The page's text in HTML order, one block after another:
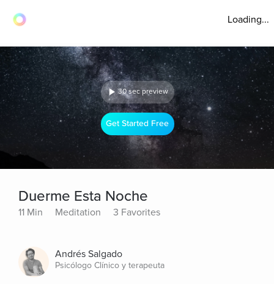
Loading...
30 sec preview
Get Started Free
Duerme Esta Noche
11 Min Meditation 3 Favorites
Andrés Salgado
Psicólogo Clínico y terapeuta